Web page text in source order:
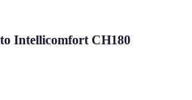
Intellicomfort CH180